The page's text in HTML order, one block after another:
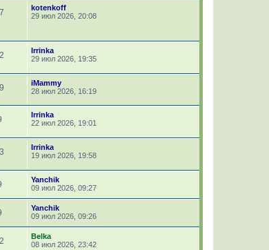
kotenkoff
29 июл 2026, 20:08
Irrinka
29 июл 2026, 19:35
iMammy
28 июл 2026, 16:19
Irrinka
22 июл 2026, 19:01
Irrinka
19 июл 2026, 19:58
Yanchik
09 июл 2026, 09:27
Yanchik
09 июл 2026, 09:26
Belka
08 июл 2026, 23:42